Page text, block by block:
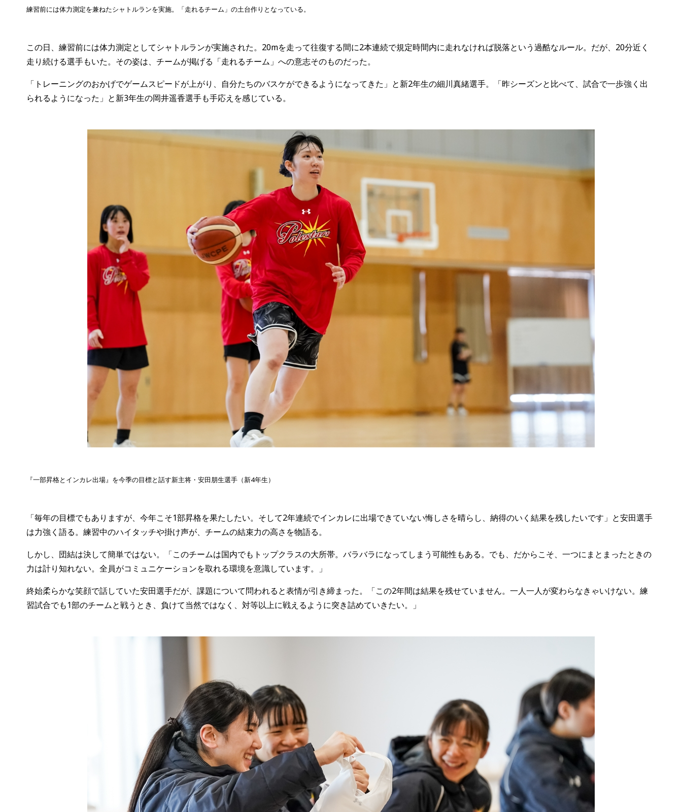
練習前には体力測定を兼ねたシャトルランを実施。「走れるチーム」の土台作りとなっている。
この日、練習前には体力測定としてシャトルランが実施された。20mを走って往復する間に2本連続で規定時間内に走れなければ脱落という過酷なルール。だが、20分近く
走り続ける選手もいた。その姿は、チームが掲げる「走れるチーム」への意志そのものだった。
「トレーニングのおかげでゲームスピードが上がり、自分たちのバスケができるようになってきた」と新2年生の細川真緒選手。「昨シーズンと比べて、試合で一歩強く出
られるようになった」と新3年生の岡井遥香選手も手応えを感じている。
『一部昇格とインカレ出場』を今季の目標と話す新主将・ 安田朋生選手（新4年生）
「毎年の目標でもありますが、今年こそ1部昇格を果たしたい。そして2年連続でインカレに出場できていない悔しさを晴らし、納得のいく結果を残したいです」と安田選手
は力強く語る。練習中のハイタッチや掛け声が、チームの結束力の高さを物語る。
しかし、団結は決して簡単ではない。「このチームは国内でもトップクラスの大所帯。バラバラになってしまう可能性もある。でも、だからこそ、一つにまとまったときの
力は計り知れない。全員がコミュニケーションを取れる環境を意識しています。」
終始柔らかな笑顔で話していた安田選手だが、課題について問われると表情が引き締まった。「この2年間は結果を残せていません。一人一人が変わらなきゃいけない。練
習試合でも1部のチームと戦うとき、負けて当然ではなく、対等以上に戦えるように突き詰めていきたい。」